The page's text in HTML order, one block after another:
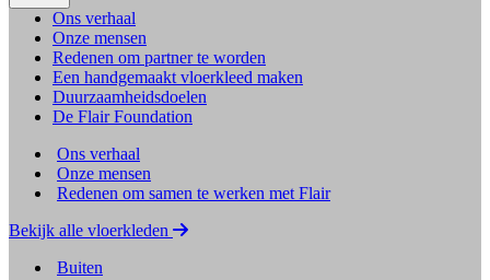
Ons verhaal
Onze mensen
Redenen om partner te worden
Een handgemaakt vloerkleed maken
Duurzaamheidsdoelen
De Flair Foundation
Ons verhaal
Onze mensen
Redenen om samen te werken met Flair
Bekijk alle vloerkleden
Buiten